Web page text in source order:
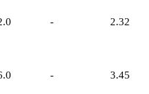
- 2.32
- 3.45